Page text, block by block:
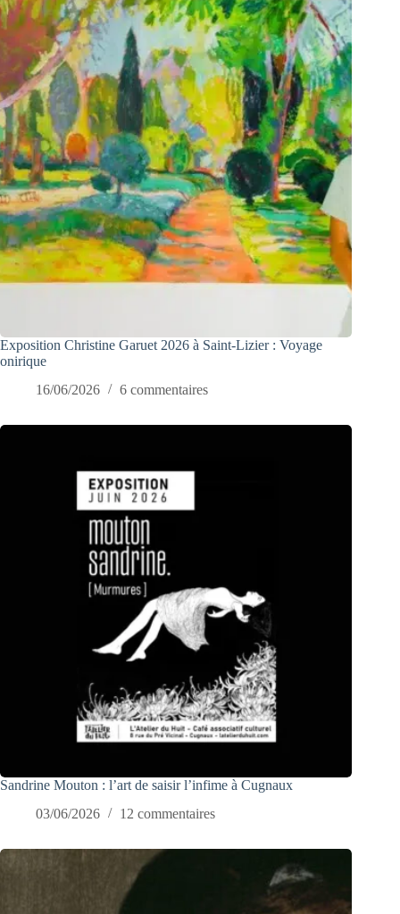
Exposition Christine Garuet 2026 à Saint-Lizier : Voyage
onirique
16/06/2026
6 commentaires
Sandrine Mouton : l’art de saisir l’infime à Cugnaux
03/06/2026
12 commentaires